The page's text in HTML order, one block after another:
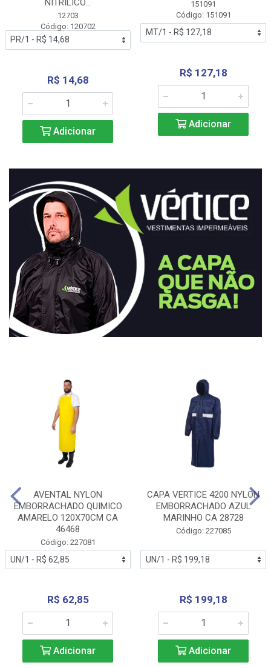
NITRÍLICO...
12703
Código: 120702
R$ 14,68
Adicionar
151091
Código: 151091
R$ 127,18
Adicionar
AVENTAL NYLON
EMBORRACHADO QUIMICO
AMARELO 120X70CM CA
46468
Código: 227081
R$ 62,85
Adicionar
CAPA VERTICE 4200 NYLON
EMBORRACHADO AZUL
MARINHO CA 28728
Código: 227085
R$ 199,18
Adicionar